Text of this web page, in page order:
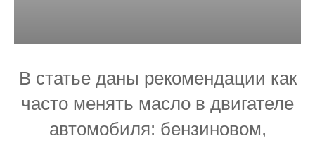
В статье даны рекомендации как
часто менять масло в двигателе
автомобиля: бензиновом,